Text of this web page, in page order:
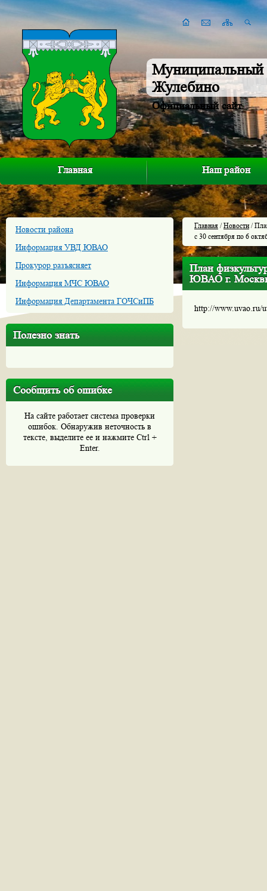
Муниципальный
Жулебино
Официальный сайт
Главная Наш район
Новости района
Информация УВД ЮВАО
Прокурор разъясняет
Информация МЧС ЮВАО
Информация Департамента ГОЧСиПБ
Полезно знать
Сообщить об ошибке
На сайте работает система проверки
ошибок. Обнаружив неточность в
тексте, выделите ее и нажмите Ctrl +
Enter.
Главная /Новости/
с 30 сентября по 6
План
ЮВАО г.
http://www.uvao.ru/